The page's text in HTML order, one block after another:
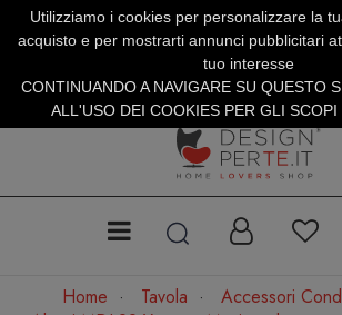
SERVIZIO CLIENTI
SUMMER SALES | Fino al 40%
Home Tavola
Accessori
Utilizziamo i cookies per personalizzare la
acquisto e per mostrarti annunci pubblicitari
tuo interesse
CONTINUANDO A NAVIGARE SU QUESTO
ALL'USO DEI COOKIES PER GLI SCOPI